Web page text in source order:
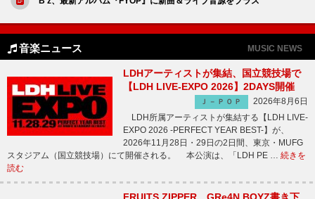
音楽ニュース MUSIC NEWS
LDHアーティストが集結、国立競技場で
【LDH LIVE-EXPO 2026】2DAYS開催
Ｊ－ＰＯＰ
2026年8月6日
LDH所属アーティストが集結する【LDH LIVE-
EXPO 2026 -PERFECT YEAR BEST-】が、
2026年11月28日・29日の2日間、東京・MUFG
スタジアム（国立競技場）にて開催される。 本公演は、「LDH PE … 続きを
読む